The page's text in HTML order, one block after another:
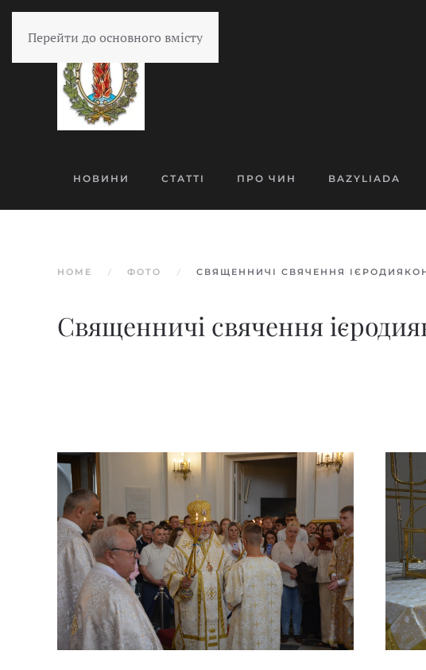
Перейти до основного вмісту
НОВИНИ СТАТТІ ПРО ЧИН BAZYLIADA
HOME ФОТО СВЯЩЕННИЧІ СВЯЧЕННЯ
Священничі свячення
ЗБІЛЬШИТИ